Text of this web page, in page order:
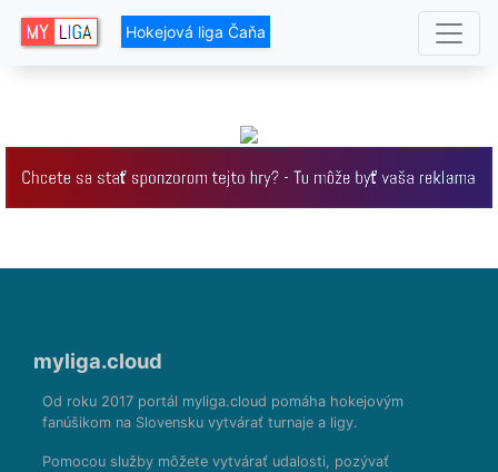
Hokejová liga Čaňa
myliga.cloud
Od roku 2017 portál myliga.cloud pomáha hokejovým
fanúšikom na Slovensku vytvárať turnaje a ligy.
Pomocou služby môžete vytvárať udalosti, pozývať